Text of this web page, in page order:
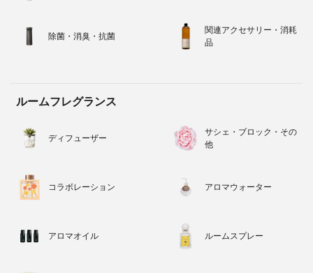
除菌・消臭・抗菌
関連アクセサリー・消耗
品
ルームフレグランス
ディフューザー
サシェ・ブロック・その
他
コラボレーション アロマウォーター
アロマオイル ルームスプレー